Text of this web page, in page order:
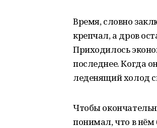
Время, словно
крепчал, а дров
Приходилось
последнее. Когда
леденящий холод
Чтобы
понимал, что в нём